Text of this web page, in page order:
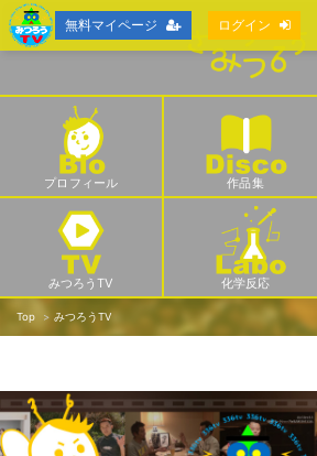
プロフィール 作品集
みつろうTV 化学反応
Top みつろうTV
無料マイページ ログイン